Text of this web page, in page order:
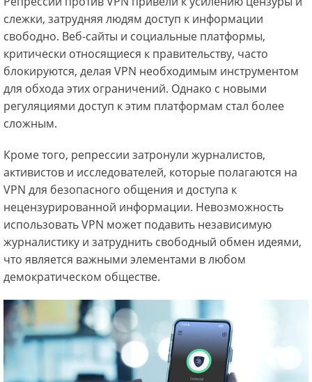
слежки, затрудняя людям доступ к информации
свободно. Веб-сайты и социальные платформы,
критически относящиеся к правительству, часто
блокируются, делая VPN необходимым инструментом
для обхода этих ограничений. Однако с новыми
регуляциями доступ к этим платформам стал более
сложным.
Кроме того, репрессии затронули журналистов,
активистов и исследователей, которые полагаются на
VPN для безопасного общения и доступа к
нецензурированной информации. Невозможность
использовать VPN может подавить независимую
журналистику и затруднить свободный обмен идеями,
что является важными элементами в любом
демократическом обществе.